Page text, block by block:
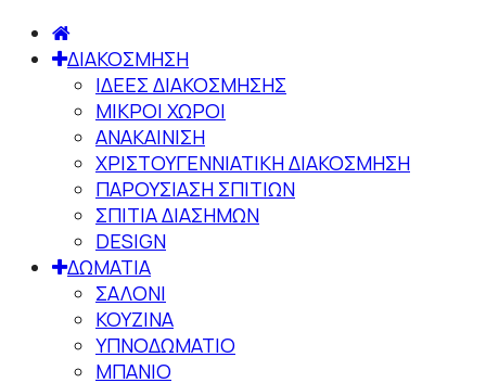
ΔΙΑΚΟΣΜΗΣΗ
ΙΔΕΕΣ ΔΙΑΚΟΣΜΗΣΗΣ
ΜΙΚΡΟΙ ΧΩΡΟΙ
ΑΝΑΚΑΙΝΙΣΗ
ΧΡΙΣΤΟΥΓΕΝΝΙΑΤΙΚΗ ΔΙΑΚΟΣΜΗΣΗ
ΠΑΡΟΥΣΙΑΣΗ ΣΠΙΤΙΩΝ
ΣΠΙΤΙΑ ΔΙΑΣΗΜΩΝ
DESIGN
ΔΩΜΑΤΙΑ
ΣΑΛΟΝΙ
ΚΟΥΖΙΝΑ
ΥΠΝΟΔΩΜΑΤΙΟ
ΜΠΑΝΙΟ